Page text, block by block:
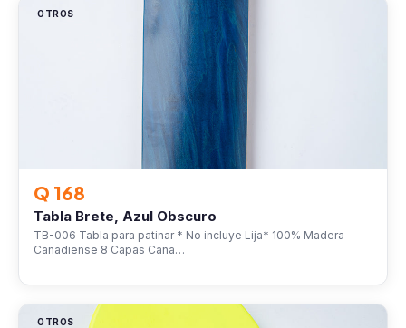
OTROS
Q 168
Tabla Brete, Azul Obscuro
TB-006 Tabla para patinar * No incluye Lija* 100% Madera
Canadiense 8 Capas Cana…
OTROS